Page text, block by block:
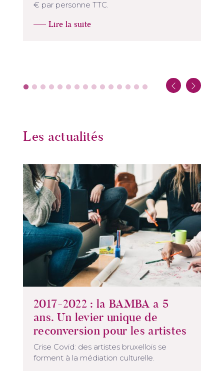
€ par personne TTC.
Lire la suite
Les actualités
2017-2022 : la BAMBA a 5
ans. Un levier unique de
reconversion pour les artistes
Crise Covid: des artistes bruxellois se
forment à la médiation culturelle.